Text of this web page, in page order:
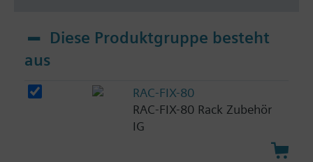
Diese Produktgruppe besteht
aus
RAC-FIX-80
RAC-FIX-80 Rack Zubehör
IG